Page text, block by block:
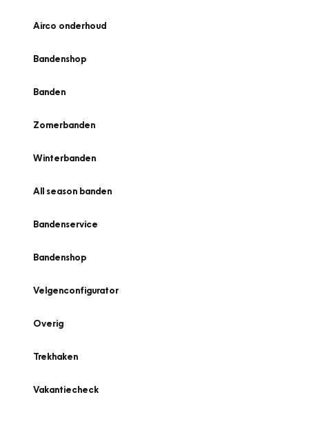
Airco onderhoud
Bandenshop
Banden
Zomerbanden
Winterbanden
All season banden
Bandenservice
Bandenshop
Velgenconfigurator
Overig
Trekhaken
Vakantiecheck